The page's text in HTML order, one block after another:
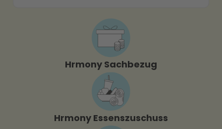
Hrmony Sachbezug
Hrmony Essenszuschuss